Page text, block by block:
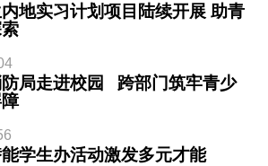
地实习计划项目陆续开展 助青
局走进校园 跨部门筑牢青少
学生办活动激发多元才能